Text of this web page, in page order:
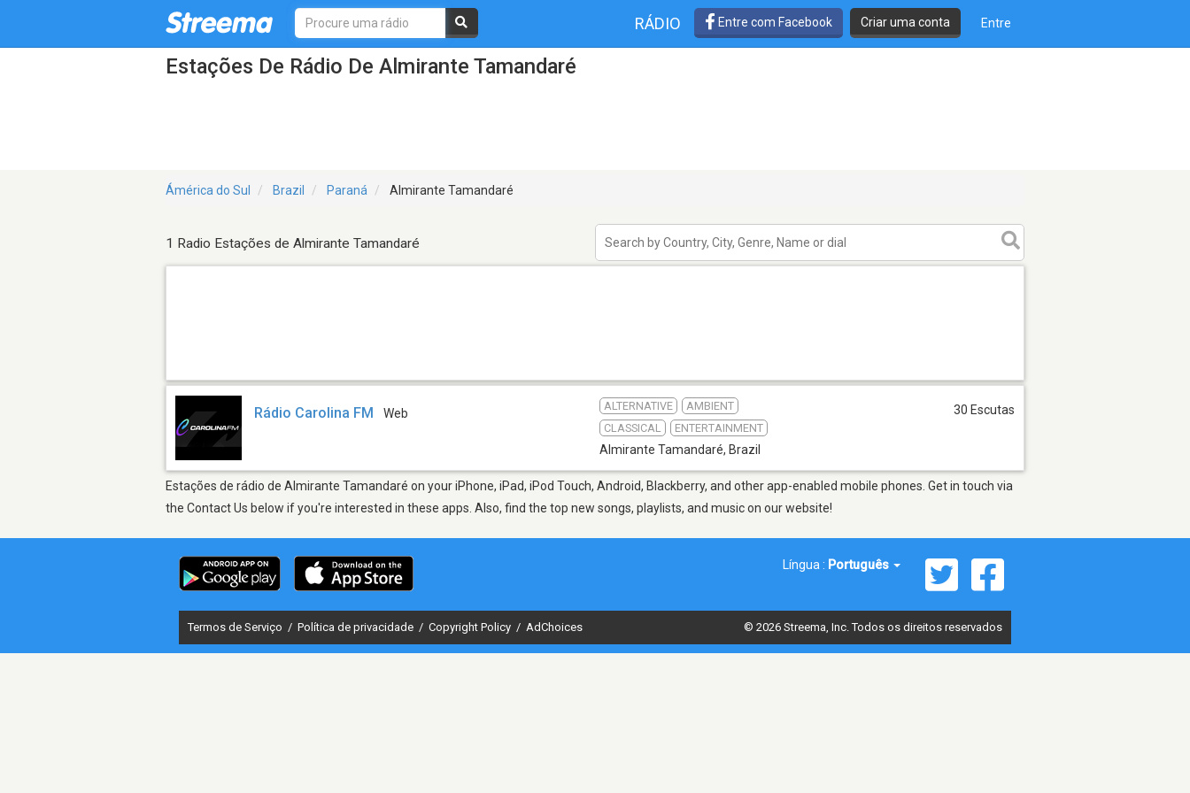
RÁDIO Entre com Facebook Criar uma conta Entre
Estações De Rádio De Almirante Tamandaré
Ámérica do Sul Brazil Paraná Almirante Tamandaré
1 Radio Estações de Almirante Tamandaré
Rádio Carolina FM Web
ALTERNATIVE
AMBIENT
CLASSICAL
ENTERTAINMENT
Almirante Tamandaré, Brazil
30 Escutas
Estações de rádio de Almirante Tamandaré on your iPhone, iPad, iPod Touch, Android, Blackberry, and other app-enabled mobile phones. Get in touch via
the Contact Us below if you're interested in these apps. Also, find the top new songs, playlists, and music on our website!
Língua : Português
Termos de Serviço / Política de privacidade / Copyright Policy / AdChoices © 2026 Streema, Inc. Todos os direitos reservados